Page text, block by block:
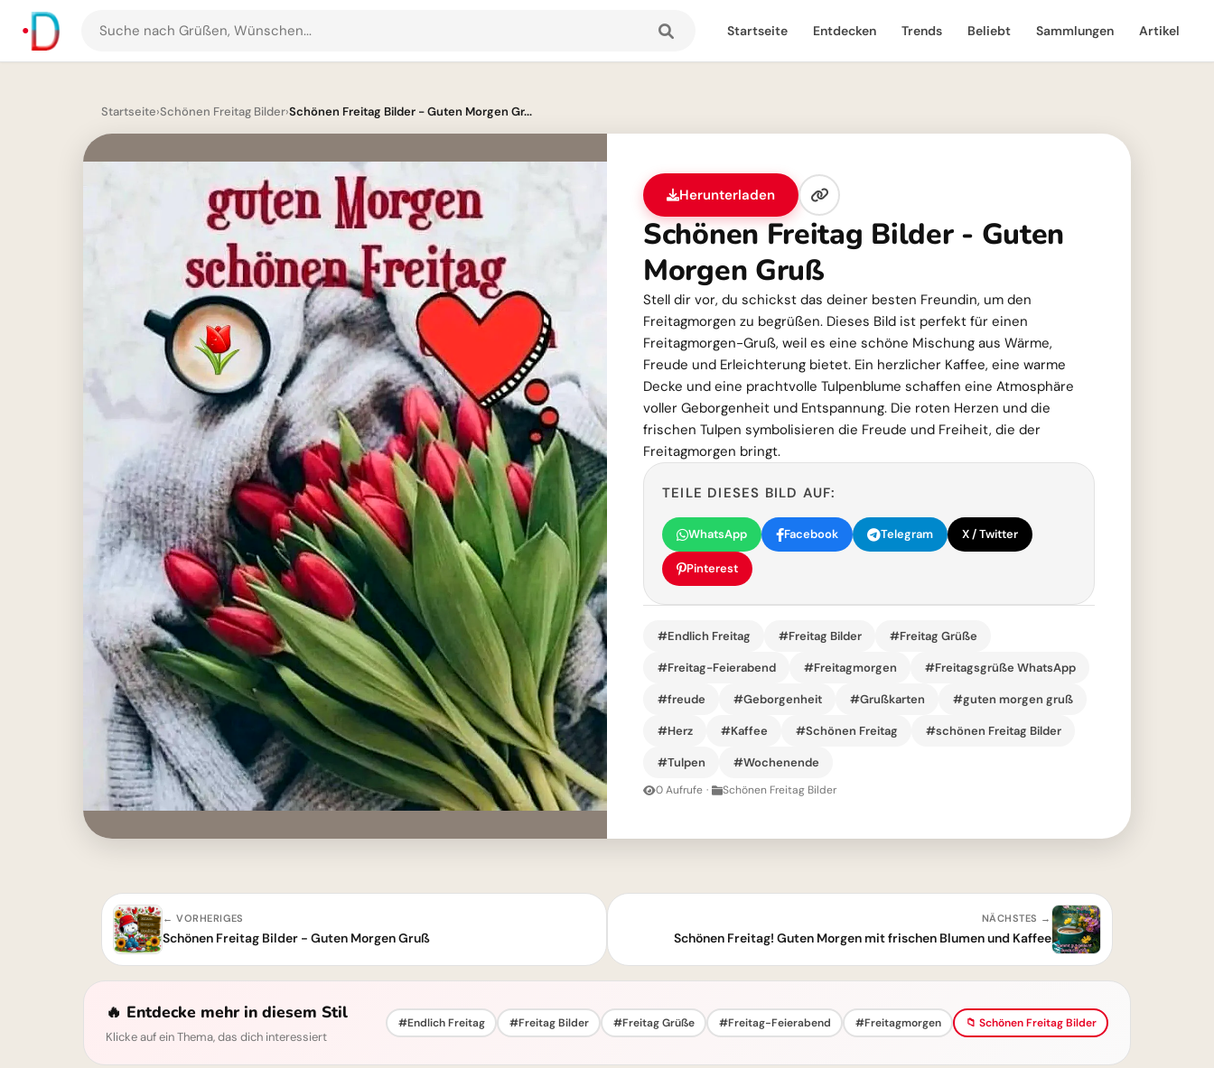
Suche
nach
und
Startseite Entdecken Trends Beliebt Sammlungen Artikel
Startseite›Schönen Freitag Bilder›Schönen Freitag Bilder - Guten Morgen Gr...
Herunterladen
Schönen Freitag Bilder - Guten
Morgen Gruß
Stell dir vor, du schickst das deiner besten Freundin, um den
Freitagmorgen zu begrüßen. Dieses Bild ist perfekt für einen
Freitagmorgen-Gruß, weil es eine schöne Mischung aus Wärme,
Freude und Erleichterung bietet. Ein herzlicher Kaffee, eine warme
Decke und eine prachtvolle Tulpenblume schaffen eine Atmosphäre
voller Geborgenheit und Entspannung. Die roten Herzen und die
frischen Tulpen symbolisieren die Freude und Freiheit, die der
Freitagmorgen bringt.
TEILE DIESES BILD AUF:
WhatsApp Facebook Telegram X / Twitter
Pinterest
#Endlich Freitag #Freitag Bilder #Freitag Grüße
#Freitag-Feierabend #Freitagmorgen #Freitagsgrüße WhatsApp
#freude #Geborgenheit #Grußkarten #guten morgen gruß
#Herz #Kaffee #Schönen Freitag #schönen Freitag Bilder
#Tulpen #Wochenende
0 Aufrufe · Schönen Freitag Bilder
← VORHERIGES
Schönen Freitag Bilder - Guten Morgen Gruß
NÄCHSTES →
Schönen Freitag! Guten Morgen mit frischen Blumen und Kaffee
🔥 Entdecke mehr in diesem Stil
Klicke auf ein Thema, das dich interessiert
#Endlich Freitag #Freitag Bilder #Freitag Grüße #Freitag-Feierabend #Freitagmorgen 📁 Schönen Freitag Bilder